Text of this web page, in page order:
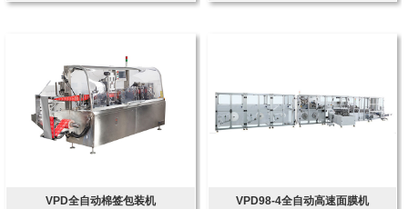
VPD全自动棉签包装机 VPD98-4全自动高速面膜机